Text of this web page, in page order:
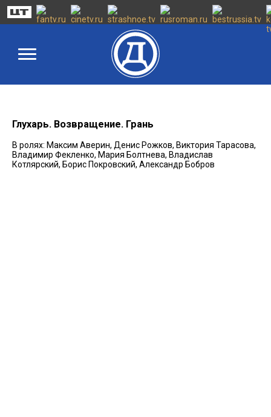
Глухарь. Возвращение. Грань
В ролях: Максим Аверин, Денис Рожков, Виктория Тарасова,
Владимир Фекленко, Мария Болтнева, Владислав
Котлярский, Борис Покровский, Александр Бобров